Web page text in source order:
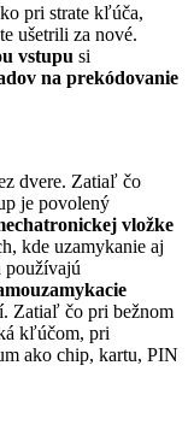
pri strate kľúča,
ušetrili za nové.
vstupu si
na prekódovanie
dvere. Zatiaľ čo
je povolený
vložke
kde uzamykanie aj
používajú
Zatiaľ čo pri bežnom
kľúčom, pri
ako chip, kartu, PIN